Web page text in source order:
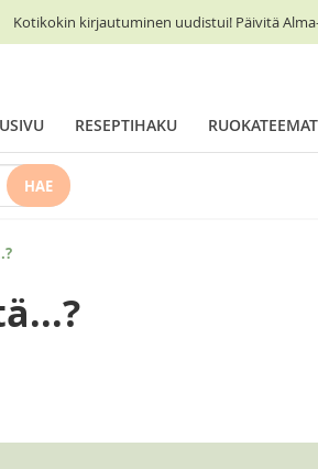
Kotikokin kirjautuminen uudistui! Päivitä
RESEPTIHAKU RUOKATEEMAT
HAE